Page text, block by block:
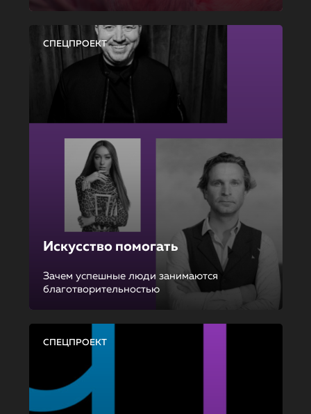
СПЕЦПРОЕКТ
Искусство помогать
Зачем успешные люди занимаются
благотворительностью
СПЕЦПРОЕКТ